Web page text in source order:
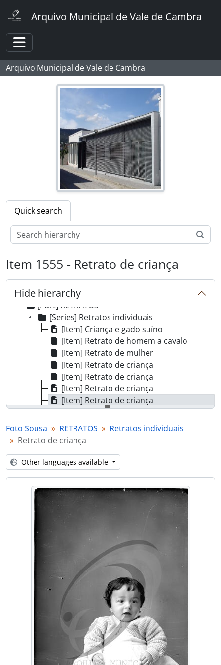
Arquivo Municipal de Vale de Cambra
Toggle navigation
Arquivo Municipal de Vale de Cambra
Quick search
Item 1555 - Retrato de criança
Hide hierarchy
[Fonds] Foto Sousa
[Part] CÂMARA MUNICIPAL
[Part] ASSEMBLEIA MUNICIPAL
[Part] JUNTAS DE FREGUESIA
[Part] MOVIMENTO CULTURAL
[Part] DESPORTO
[Part] AGRICULTURA
[Part] COMÉRCIO
[Part] ENSINO
[Part] PANORÂMICAS
[Part] ATIVIDADE POLÍTICA
[Part] RELIGIÃO
[Part] RETRATOS
[Series] Retratos individuais
[Item] Criança e gado suíno
[Item] Retrato de homem a cavalo
[Item] Retrato de mulher
[Item] Retrato de criança
[Item] Retrato de criança
[Item] Retrato de criança
[Item] Retrato de criança
[Item] Retrato de mulher
[Item] Retrato de mulher
[Item] Retrato de aluno universitário
[Item] Retrato de criança
[Item] Retrato de mulher com vestuário regional
[Item] Retrato de mulher com vestuário regional
[Item] Retrato de criança
[Item] Retrato de mulher
[Item] Retrato de homem
[Item] Retrato de criança
[Item] Retrato de criança
[Item] Retrato de homem
[Item] Retrato de mulher
[Item] Retrato de homem
[Item] Retrato de criança com vestuário de fantasia
[Item] Retrato de mulher com vestuário regional
[Item] Retrato de criança com vestuário regional
[Item] Retrato de mulher com vestuário de fantasia
[Item] Retrato de criança com vestuário regional
[Item] Criança e gado suíno
Foto Sousa RETRATOS
Retratos individuais
Retrato de criança
Other languages available